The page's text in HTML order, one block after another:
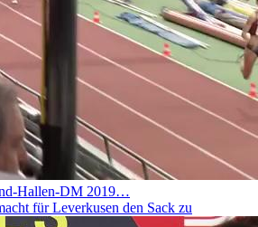
Hallen-DM 2019…
für Leverkusen den Sack zu